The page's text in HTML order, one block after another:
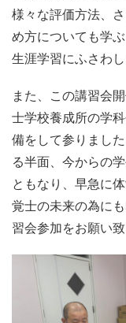
様々な評価方法、
め方についても学
生涯学習にふさわ
また、この講習会
士学校養成所の学
備をして参りまし
る半面、今からの
ともなり、早急に
覚士の未来の為に
習会参加をお願い致